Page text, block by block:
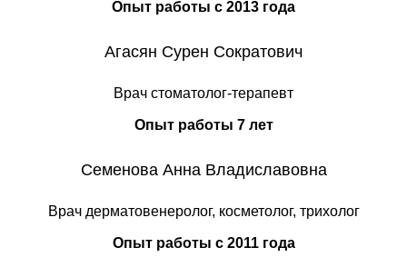
Опыт работы с 2013 года
Агасян Сурен Сократович
Врач стоматолог-терапевт
Опыт работы 7 лет
Семенова Анна Владиславовна
Врач дерматовенеролог, косметолог, трихолог
Опыт работы с 2011 года